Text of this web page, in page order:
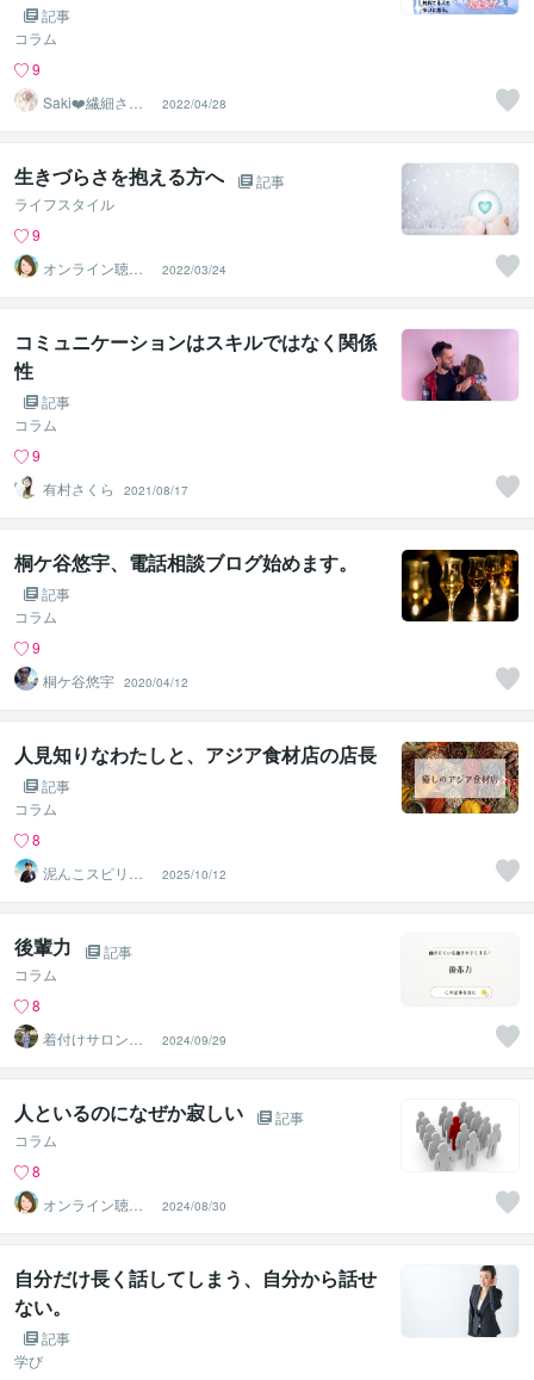
記事
コラム
9
Saki❤️繊細さん
のハッピーサポ
ーター
2022/04/28
生きづらさを抱える方へ
記事
ライフスタイル
9
オンライン聴き
屋【心の保健
室】
2022/03/24
コミュニケーションはスキルではなく関係
性
記事
コラム
9
有村さくら
2021/08/17
桐ケ谷悠宇、電話相談ブログ始めます。
記事
コラム
9
桐ケ谷悠宇 2020/04/12
人見知りなわたしと、アジア食材店の店長
記事
コラム
8
泥んこスピリチ
ュアル♡麻弥
（まや）
2025/10/12
後輩力
記事
コラム
8
着付けサロンMa
y
2024/09/29
人といるのになぜか寂しい
記事
コラム
8
オンライン聴き
屋【心の保健
室】
2024/08/30
自分だけ長く話してしまう、自分から話せ
ない。
記事
学び